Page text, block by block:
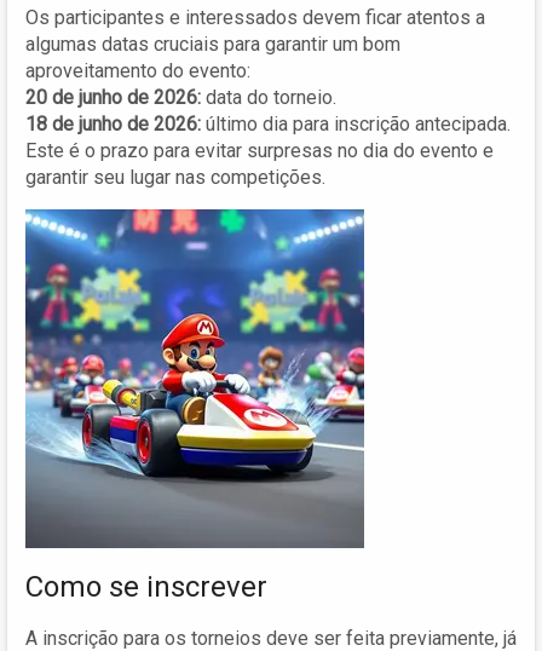
Os participantes e interessados devem ficar atentos a
algumas datas cruciais para garantir um bom
aproveitamento do evento:
20 de junho de 2026: data do torneio.
18 de junho de 2026: último dia para inscrição antecipada.
Este é o prazo para evitar surpresas no dia do evento e
garantir seu lugar nas competições.
Como se inscrever
A inscrição para os torneios deve ser feita previamente, já